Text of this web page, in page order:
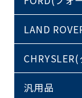
LAND
汎用品